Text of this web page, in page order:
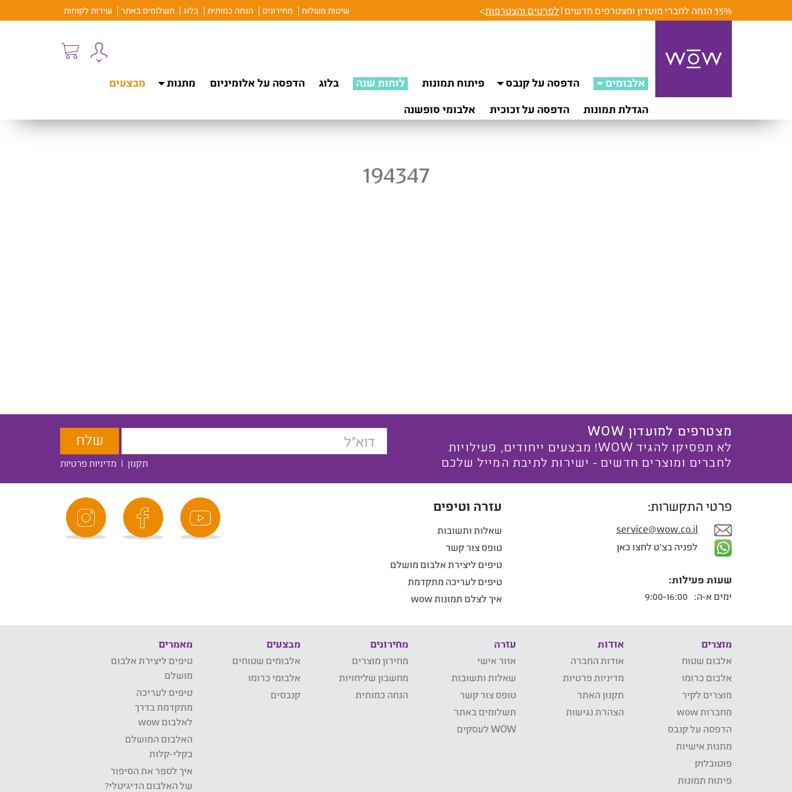
35% הנחה לחברי מועדון ומצטרפים חדשים | לפרטים והצטרפות> שיטות משלוח מחירונים הנחה כמותית בלוג תשלומים באתר שירות לקוחות
אלבומים הדפסה על קנבס פיתוח תמונות לוחות שנה בלוג הדפסה על אלומיניום מתנות
מבצעים
הגדלת תמונות
הדפסה על זכוכית אלבומי סופשנה
194347
מצטרפים למועדון WOW
לא תפסיקו להגיד WOW! מבצעים ייחודים, פעילויות
לחברים ומוצרים חדשים - ישירות לתיבת המייל שלכם
תקנון | מדיניות פרטיות
פרטי התקשרות:
service@wow.co.il
לפניה בצ'ט לחצו כאן
שעות פעילות:
ימים א-ה:
עזרה וטיפים
שאלות ותשובות
טופס צור קשר
טיפים ליצירת אלבום מושלם
טיפים לעריכה מתקדמת
איך לצלם תמונות wow
מוצרים
אלבום שטוח
אלבום כרומו
מוצרים לקיר
מחברות wow
הדפסה על קנבס
מתנות אישיות
פוטובלוק
פיתוח תמונות
אודות
אודות החברה
מדיניות פרטיות
תקנון האתר
הצהרת נגישות
עזרה
אזור אישי
שאלות ותשובות
טופס צור קשר
תשלומים באתר
WOW לעסקים
מחירונים
מחירון מוצרים
מחשבון שליחויות
הנחה כמותית
מבצעים
אלבומים שטוחים
אלבומי כרומו
קנבסים
מאמרים
טיפים ליצירת אלבום
מושלם
טיפים לעריכה
מתקדמת בדרך
לאלבום wow
האלבום המושלם
בקלי-קלות
איך לספר את הסיפור
של האלבום הדיגיטלי?